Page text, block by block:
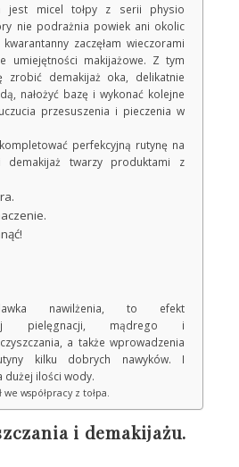
jest micel tołpy z serii physio
nie podrażnia powiek ani okolic
zaczęłam wieczorami
umiejętności makijażowe. Z tym
zrobić demakijaż oka, delikatnie
nałożyć bazę i wykonać kolejne
przesuszenia i pieczenia w
perfekcyjną rutynę na
demakijaż twarzy produktami z
nawilżenia, to efekt
pielęgnacji, mądrego i
a także wprowadzenia
kilku dobrych nawyków. I
dużej ilości wody.
we współpracy z tołpa.
i demakijażu.